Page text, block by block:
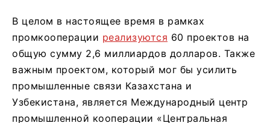
В целом в настоящее время в рамках
промкооперации реализуются 60 проектов на
общую сумму 2,6 миллиардов долларов. Также
важным проектом, который мог бы усилить
промышленные связи Казахстана и
Узбекистана, является Международный центр
промышленной кооперации «Центральная